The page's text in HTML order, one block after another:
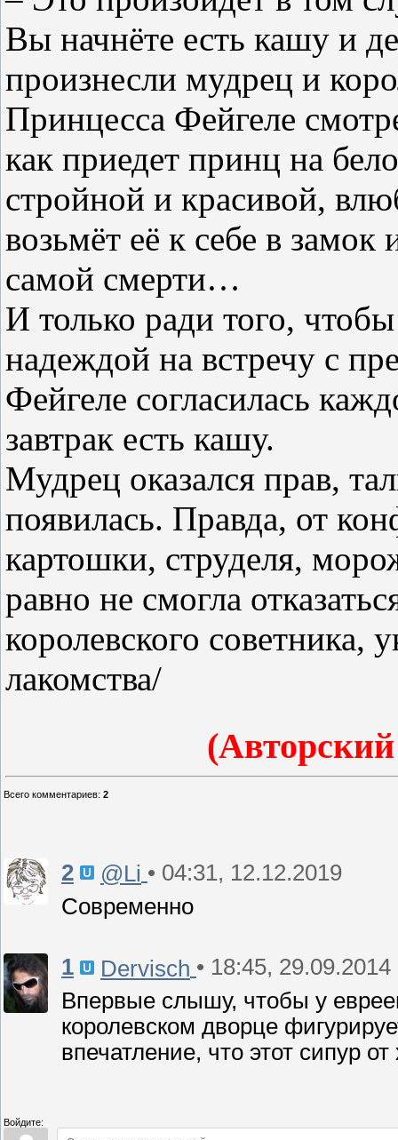
Вы начнёте есть кашу и
произнесли мудрец и
Принцесса Фейгеле
как приедет принц на
стройной и красивой,
возьмёт её к себе в замок
самой смерти…
И только ради того,
надеждой на встречу с
Фейгеле согласилась
завтрак есть кашу.
Мудрец оказался прав,
появилась. Правда, от
картошки, струделя,
равно не смогла
королевского советника,
лакомства/
Всего комментариев: 2
2 @Li • 04:31, 12.12.2019
Современно
1 Dervisch • 18:45, 29.09.2014
Впервые слышу, чтобы у
королевском дворце
впечатление, что этот сипур
Войдите: